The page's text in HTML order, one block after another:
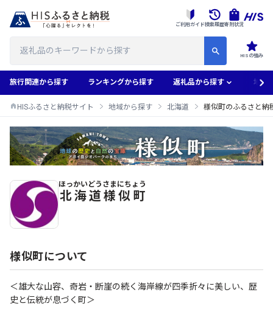
HISの強み
ご利用ガイド検索履歴寄附状況
旅行関連から探す ランキングから探す 返礼品から探す 地域
HISふるさと納税サイト 地域から探す 北海道 様似町のふるさと納
様似町のふるさと納税返礼品一覧
北海道
ほっかいどう
様似町
さまにちょう
様似町について
＜雄大な山容、奇岩・断崖の続く海岸線が四季折々に美しい、歴
史と伝統が息づく町＞